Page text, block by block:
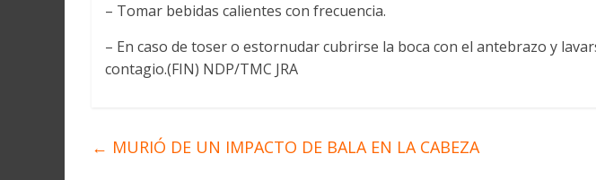
– Tomar bebidas calientes con frecuencia.
– En caso de toser o estornudar cubrirse la boca con el antebrazo y
contagio.(FIN) NDP/TMC JRA
← MURIÓ DE UN IMPACTO DE BALA EN LA CABEZA